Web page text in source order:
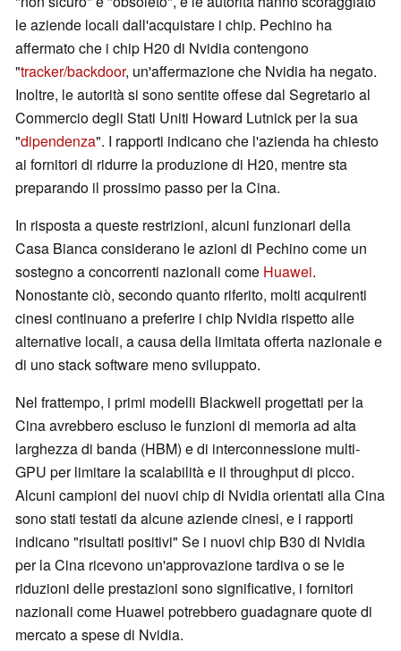
le aziende locali dall'acquistare i chip. Pechino ha
affermato che i chip H20 di Nvidia contengono
"tracker/backdoor, un'affermazione che Nvidia ha negato.
Inoltre, le autorità si sono sentite offese dal Segretario al
Commercio degli Stati Uniti Howard Lutnick per la sua
"dipendenza". I rapporti indicano che l'azienda ha chiesto
ai fornitori di ridurre la produzione di H20, mentre sta
preparando il prossimo passo per la Cina.
In risposta a queste restrizioni, alcuni funzionari della
Casa Bianca considerano le azioni di Pechino come un
sostegno a concorrenti nazionali come Huawei.
Nonostante ciò, secondo quanto riferito, molti acquirenti
cinesi continuano a preferire i chip Nvidia rispetto alle
alternative locali, a causa della limitata offerta nazionale e
di uno stack software meno sviluppato.
Nel frattempo, i primi modelli Blackwell progettati per la
Cina avrebbero escluso le funzioni di memoria ad alta
larghezza di banda (HBM) e di interconnessione multi-
GPU per limitare la scalabilità e il throughput di picco.
Alcuni campioni dei nuovi chip di Nvidia orientati alla Cina
sono stati testati da alcune aziende cinesi, e i rapporti
indicano "risultati positivi" Se i nuovi chip B30 di Nvidia
per la Cina ricevono un'approvazione tardiva o se le
riduzioni delle prestazioni sono significative, i fornitori
nazionali come Huawei potrebbero guadagnare quote di
mercato a spese di Nvidia.